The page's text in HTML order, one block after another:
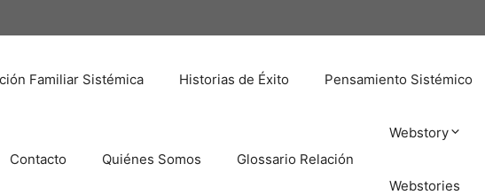
Familiar Sistémica Historias de Éxito Pensamiento Sistémico
Contacto Quiénes Somos Glossario Relación
Webstory
Webstories